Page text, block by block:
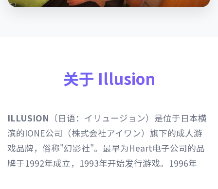
关于 Illusion
ILLUSION （日语：イリュージョン）是位于日本横
滨的IONE公司（株式会社アイワン）旗下的成人游
戏品牌，俗称"幻影社"。最早为Heart电子公司的品
牌于1992年成立，1993年开始发行游戏。1996年